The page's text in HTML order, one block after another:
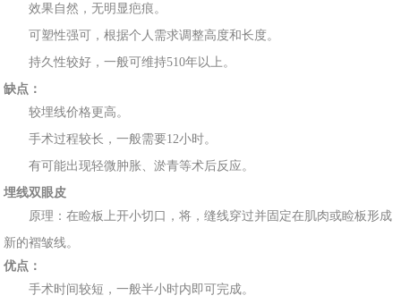
效果自然，无明显疤痕。
可塑性强可，根据个人需求调整高度和长度。
持久性较好，一般可维持510年以上。
缺点：
较埋线价格 更高。
手术过程较长，一般需要12小时。
有可能出现轻微肿胀、淤青等术后反应。
埋线双眼皮
原理：在睑板上开小切口 ，将，缝线穿过并 固定在肌肉或睑板 形成
新的褶皱线。
优点：
手术时间较短，一般半小时内即可完成。